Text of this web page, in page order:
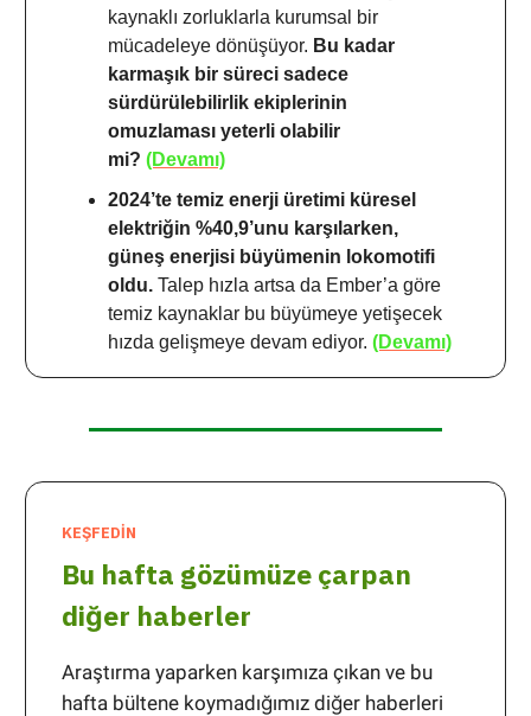
kaynaklı zorluklarla kurumsal bir
mücadeleye dönüşüyor. Bu kadar
karmaşık bir süreci sadece
sürdürülebilirlik ekiplerinin
omuzlaması yeterli olabilir
mi? (Devamı)
2024’te temiz enerji üretimi küresel
elektriğin %40,9’unu karşılarken,
güneş enerjisi büyümenin lokomotifi
oldu. Talep hızla artsa da Ember’a göre
temiz kaynaklar bu büyümeye yetişecek
hızda gelişmeye devam ediyor. (Devamı)
KEŞFEDİN
Bu hafta gözümüze çarpan
diğer haberler
Araştırma yaparken karşımıza çıkan ve bu
hafta bültene koymadığımız diğer haberleri